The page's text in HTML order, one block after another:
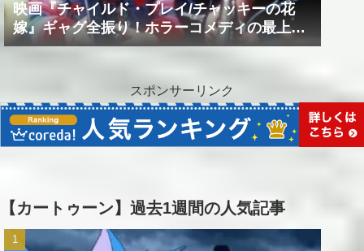
映画『チャイルド・プレイ/チャッキーの花
嫁』ギャグ全振り！ホラーコメディの最上級
作品！！
スポンサーリンク
【カートゥーン】過去1週間の人気記事